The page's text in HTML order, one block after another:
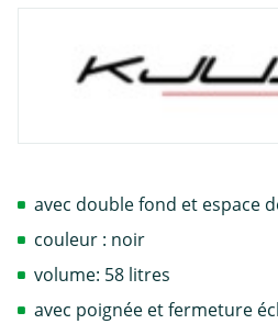
avec double fond et espace
couleur : noir
volume: 58 litres
avec poignée et fermeture